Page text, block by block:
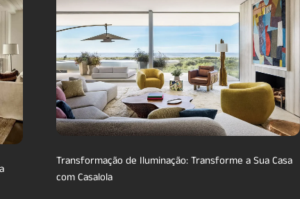
Transformação de Iluminação: Transforme a Sua Casa
com Casalola